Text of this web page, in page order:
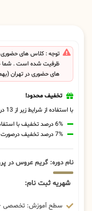
توجه : کلاس های
ظرفیت شده است . شما
های حضوری در تهران
تخفیف محدود!
با استفاده از شرایط زیر از 13 درصد تخفیف بهره مند شوید.
6% درصد تخفیف با استفاده از کد تخفیف 20806
7% درصد تخفیف درصورت پرداخت شهریه با رمزارز
نام دوره: گریم عروس در
شهریه ثبت نام:
سطح آموزش: تخصصی -